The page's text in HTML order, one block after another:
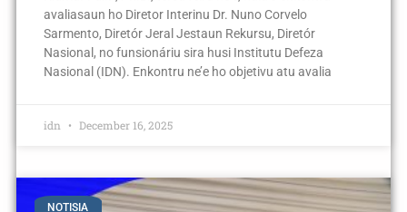
avaliasaun ho Diretor Interinu Dr. Nuno Corvelo
Sarmento, Diretór Jeral Jestaun Rekursu, Diretór
Nasional, no funsionáriu sira husi Institutu Defeza
Nasional (IDN). Enkontru ne’e ho objetivu atu avalia
idn December 16, 2025
NOTISIA